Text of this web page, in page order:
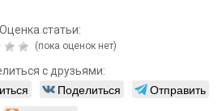
Оценка статьи:
(пока оценок нет)
с друзьями:
Поделиться
Отправить